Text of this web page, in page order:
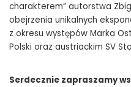
charakterem” autorstwa
obejrzenia unikalnych
z okresu występów Marka
Polski oraz austriackim SV
Serdecznie zapraszamy